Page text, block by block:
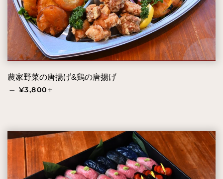
農家野菜の唐揚げ&鶏の唐揚げ
— 通常価格
¥3,800